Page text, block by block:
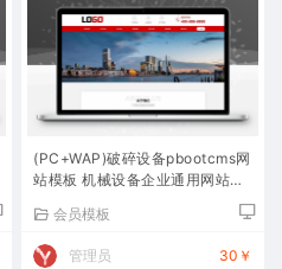
(PC+WAP)破碎设备pbootcms网
站模板 机械设备企业通用网站源
会员模板
管理员 30￥